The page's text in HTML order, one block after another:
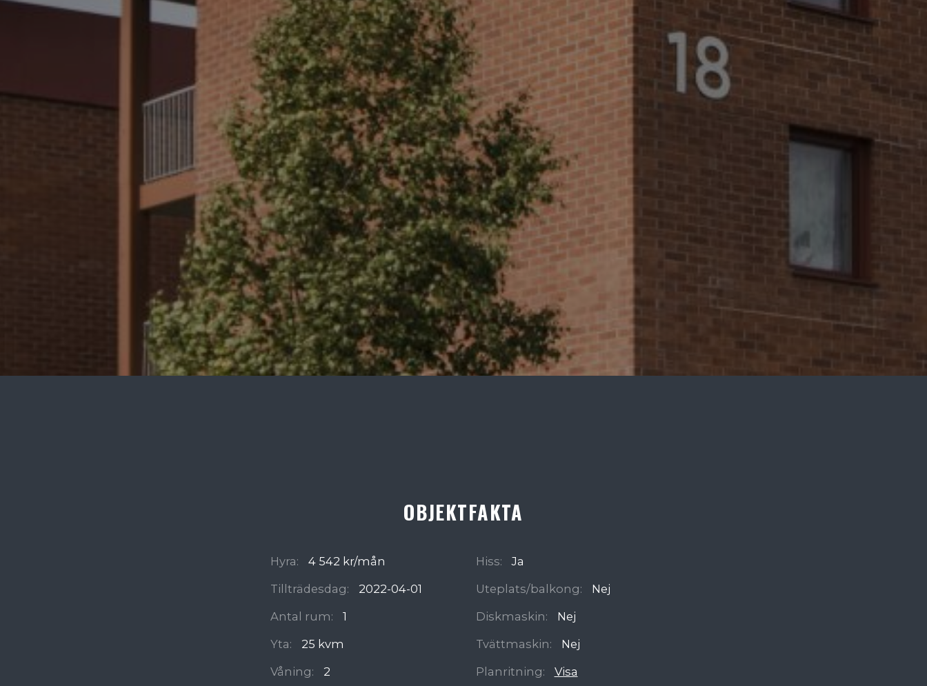
OBJEKTFAKTA
Hyra:
4 542 kr/mån
Tillträdesdag:
2022-04-01
Antal rum:
1
Yta:
25 kvm
Våning:
2
Hiss:
Ja
Uteplats/balkong:
Nej
Diskmaskin:
Nej
Tvättmaskin:
Nej
Planritning:
Visa